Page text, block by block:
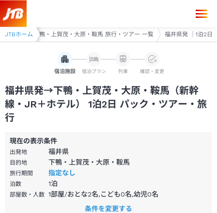
JTBホーム
ツアー 下鴨・上賀茂・大原・鞍馬 旅行・ツアー 一覧 福井県発 ｜1泊2日
宿泊施設 宿泊プラン 列車 確認・変更
福井県発→下鴨・上賀茂・大原・鞍馬（新幹
線・JR＋ホテル） 1泊2日 パック・ツアー・旅
行
現在の表示条件
出発地 福井県
目的地 下鴨・上賀茂・大原・鞍馬
旅行期間 指定なし
泊数 1泊
部屋数・人数 1部屋/おとな2名,こども0名,幼児0名
条件を変更する